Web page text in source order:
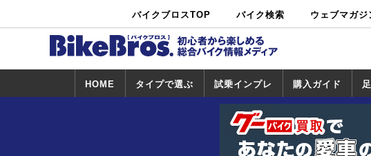
バイクブロスTOP バイク検索
中古バイ
ク・新車検
カタログ検
索
ショップ検
索
ウェブマガジ
HOME タイプで選ぶ 試乗インプレ
試乗インプレ
一覧
ホンダ
ヤマハ
スズキ
カワサキ
ハーレー
BMW
トライアンフ
ドゥカティ
購入ガイド
一覧